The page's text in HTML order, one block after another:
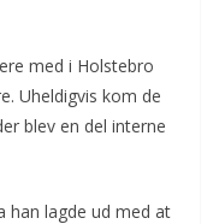
med i Holstebro
Uheldigvis kom de
blev en del interne
han lagde ud med at